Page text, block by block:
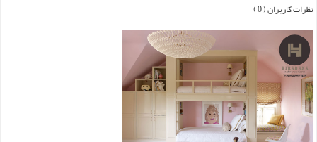
نظرات کاربران ( 0 )